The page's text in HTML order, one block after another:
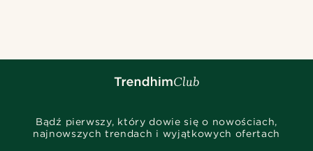
Bądź pierwszy, który dowie się o nowościach,
najnowszych trendach i wyjątkowych ofertach